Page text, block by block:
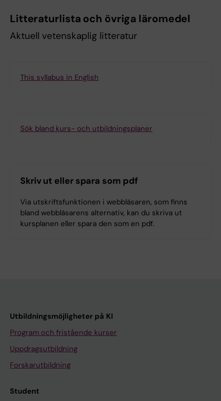
Litteraturlista och övriga läromedel
Aktuell vetenskaplig litteratur
This syllabus in English
Sök bland kurs- och utbildningsplaner
Skriv ut eller spara som pdf
Via utskriftsfunktionen i webbläsaren, som finns
bland webbläsarens alternativ, kan du skriva ut
kursplanen eller spara den som en pdf.
Utbildningsmöjligheter på KI
Program och fristående kurser
Uppdragsutbildning
Forskarutbildning
Student